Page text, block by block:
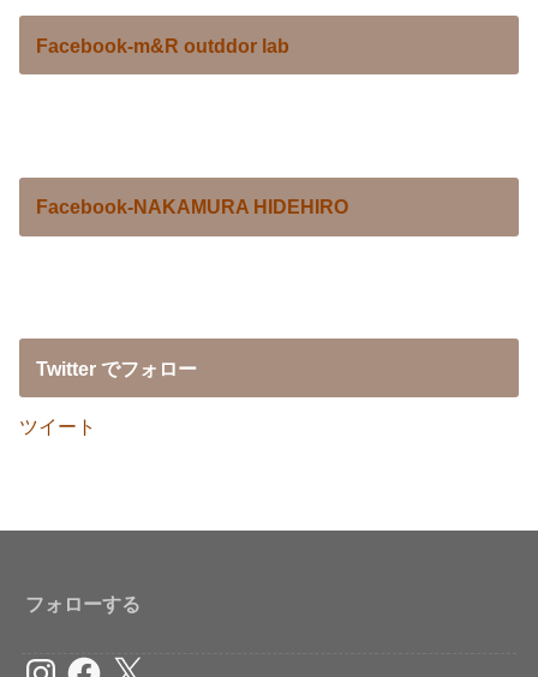
Facebook-m&R outddor lab
Facebook-NAKAMURA HIDEHIRO
Twitter でフォロー
ツイート
フォローする
InstagramFacebook
X